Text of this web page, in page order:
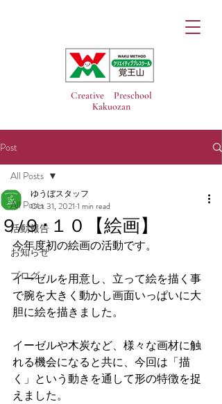
Creative Preschool
Kakuozan
Post
All Posts
活動報告
お知らせ
ブログ
All Posts
９/９･１０【絵画】
ゆうぼスタッフ
Oct 31, 2021 1 min read
今年度初の絵画の活動です。
イーゼルを用意し、立って絵を描く事
で腕を大きく動かし画面いっぱいに大
胆に絵を描きました。
イーゼルや木炭など、様々な画材に触
れる機会になると共に、今回は「描
く」という動きを通して形の特徴を捉
えました。